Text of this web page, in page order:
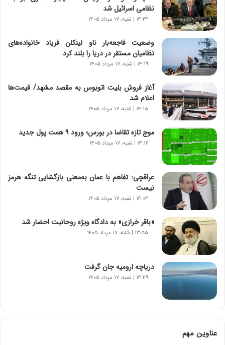
ا
س
ت
|
ب
ر
ن
م
ه
ج
د
ی
د
ا
ر
ا
ن‌
و
د
ر
و
ب
ر
ا
ی
ت
و
ل
نظامی اسرائیل شد
۱۴:۲۴ | شنبه، ۱۷ مرداد ۱۴۰۵
وضعیت فاجعه‌بار ناو لینکلن فریاد خانواده‌های
نظامیان مستقر در دریا را بلند کرد
۱۴:۱۹ | شنبه، ۱۷ مرداد ۱۴۰۵
آغاز فروش بلیت اتوبوس به مقصد مشهد/ قیمت‌ها
اعلام شد
۱۴:۱۵ | شنبه، ۱۷ مرداد ۱۴۰۵
موج تازه تقاضا در بورس؛ ورود ۹ همت پول جدید
۱۴:۱۲ | شنبه، ۱۷ مرداد ۱۴۰۵
عراقچی: تفاهم با عمان به‌معنی بازگشایی تنگه هرمز
نیست
۱۴:۰۳ | شنبه، ۱۷ مرداد ۱۴۰۵
«باقر خرازی» به دادگاه ویژه روحانیت احضار شد
۱۳:۵۵ | شنبه، ۱۷ مرداد ۱۴۰۵
دریاچه ارومیه جان گرفت
۱۳:۴۹ | شنبه، ۱۷ مرداد ۱۴۰۵
عناوین مهم